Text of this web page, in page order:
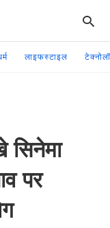
लाइफस्टाइल
सिनेमा
पर